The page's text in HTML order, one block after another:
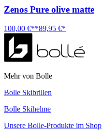
Zenos Pure olive matte
100,00 €**89,95 €*
Mehr von Bolle
Bolle Skibrillen
Bolle Skihelme
Unsere Bolle-Produkte im Shop